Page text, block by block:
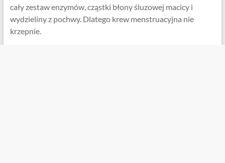
cały zestaw enzymów, cząstki błony śluzowej macicy i
wydzieliny z pochwy. Dlatego krew menstruacyjna nie
krzepnie.